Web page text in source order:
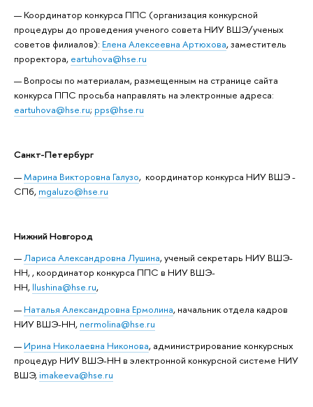
Координатор конкурса ППС (организация конкурсной
процедуры до проведения ученого совета НИУ ВШЭ/ученых
советов филиалов): Елена Алексеевна Артюхова, заместитель
проректора, eartuhova@hse.ru
Вопросы по материалам, размещенным на странице сайта
конкурса ППС просьба направлять на электронные адреса:
eartuhova@hse.ru; pps@hse.ru
Санкт-Петербург
Марина Викторовна Галузо, координатор конкурса НИУ ВШЭ -
СПб, mgaluzo@hse.ru
Нижний Новгород
Лариса Александровна Лушина, ученый секретарь НИУ ВШЭ-
НН, , координатор конкурса ППС в НИУ ВШЭ-
НН, llushina@hse.ru,
Наталья Александровна Ермолина, начальник отдела кадров
НИУ ВШЭ-НН, nermolina@hse.ru
Ирина Николаевна Никонова, администрирование конкурсных
процедур НИУ ВШЭ-НН в электронной конкурсной системе НИУ
ВШЭ,imakeeva@hse.ru